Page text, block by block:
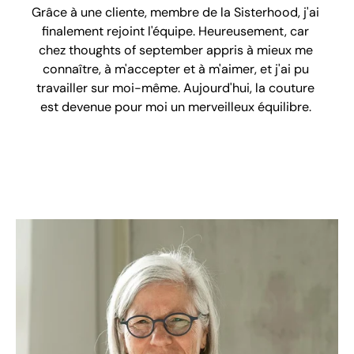
Grâce à une cliente, membre de la Sisterhood, j'ai
finalement rejoint l'équipe. Heureusement, car
chez thoughts of september appris à mieux me
connaître, à m'accepter et à m'aimer, et j'ai pu
travailler sur moi-même. Aujourd'hui, la couture
est devenue pour moi un merveilleux équilibre.